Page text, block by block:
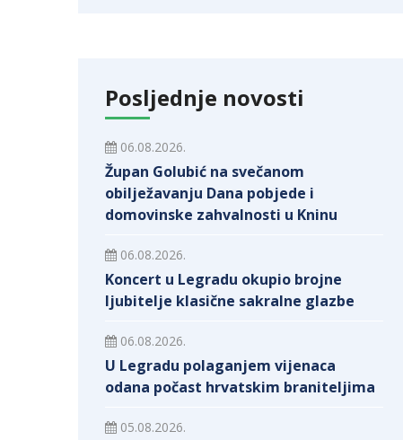
Posljednje novosti
06.08.2026.
Župan Golubić na svečanom
obilježavanju Dana pobjede i
domovinske zahvalnosti u Kninu
06.08.2026.
Koncert u Legradu okupio brojne
ljubitelje klasične sakralne glazbe
06.08.2026.
U Legradu polaganjem vijenaca
odana počast hrvatskim braniteljima
05.08.2026.